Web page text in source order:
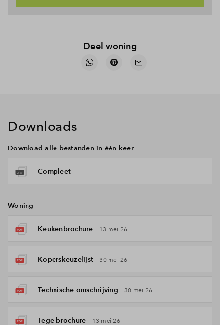
Deel woning
Downloads
Download alle bestanden in één keer
Compleet
Woning
Keukenbrochure 13 mei 26
Koperskeuzelijst 30 mei 26
Technische omschrijving 30 mei 26
Tegelbrochure 13 mei 26